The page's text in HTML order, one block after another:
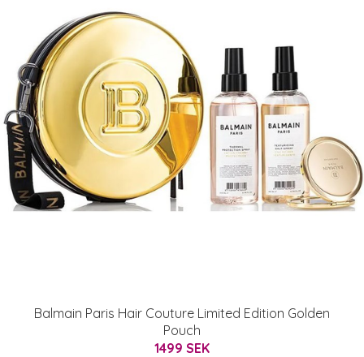
Balmain Paris Hair Couture Limited Edition Golden
Pouch
1499 SEK